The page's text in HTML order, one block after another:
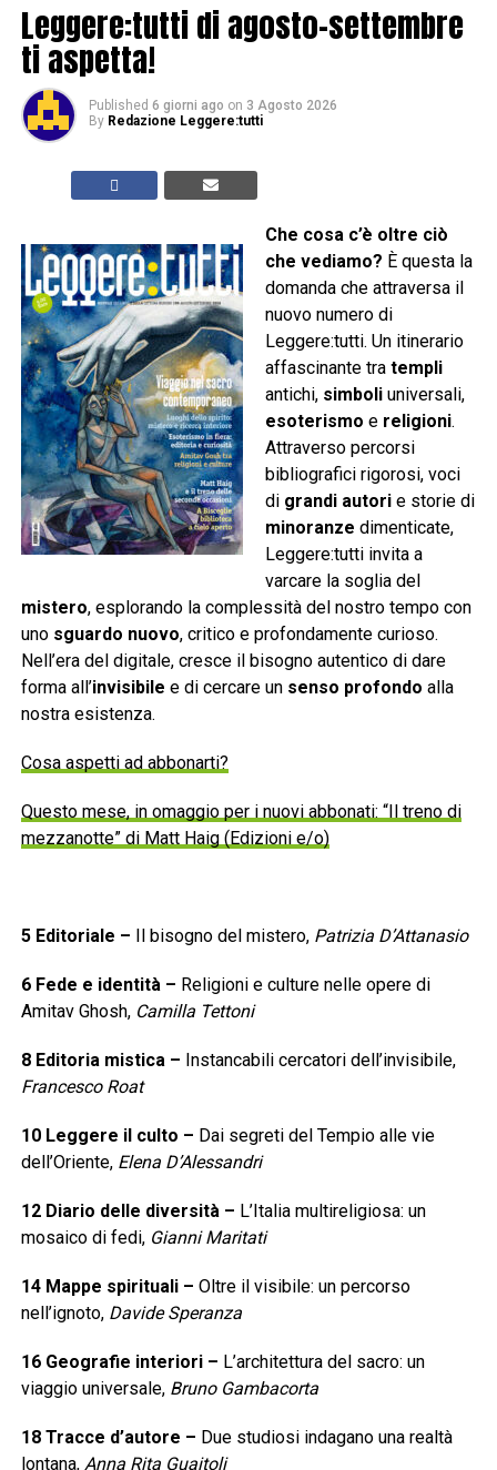
Leggere:tutti di agosto-settembre
ti aspetta!
Published 6 giorni ago on 3 Agosto 2026
By Redazione Leggere:tutti
Che cosa c’è oltre ciò
che vediamo? È questa la
domanda che attraversa il
nuovo numero di
Leggere:tutti. Un itinerario
affascinante tra templi
antichi, simboliuniversali,
esoterismo e religioni.
Attraverso percorsi
bibliografici rigorosi, voci
di grandi autorie storie di
minoranze dimenticate,
Leggere:tutti invita a
varcare la soglia del
mistero, esplorando la complessità del nostro tempo con
uno sguardo nuovo, critico e profondamente curioso.
Nell’era del digitale, cresce il bisogno autentico di dare
forma all’invisibile e di cercare un senso profondo alla
nostra esistenza.
Cosa aspetti ad abbonarti?
Questo mese, in omaggio per i nuovi abbonati: “Il treno di
mezzanotte” di Matt Haig (Edizioni e/o)
5 Editoriale – Il bisogno del mistero, Patrizia D’Attanasio
6 Fede e identità– Religioni e culture nelle opere di
Amitav Ghosh, Camilla Tettoni
8 Editoria mistica– Instancabili cercatori dell’invisibile,
Francesco Roat
10 Leggere il culto – Dai segreti del Tempio alle vie
dell’Oriente, Elena D’Alessandri
12 Diario delle diversità– L’Italia multireligiosa: un
mosaico di fedi, Gianni Maritati
14 Mappe spirituali– Oltre il visibile: un percorso
nell’ignoto, Davide Speranza
16 Geografie interiori– L’architettura del sacro: un
viaggio universale, Bruno Gambacorta
18 Tracce d’autore – Due studiosi indagano una realtà
lontana, Anna Rita Guaitoli